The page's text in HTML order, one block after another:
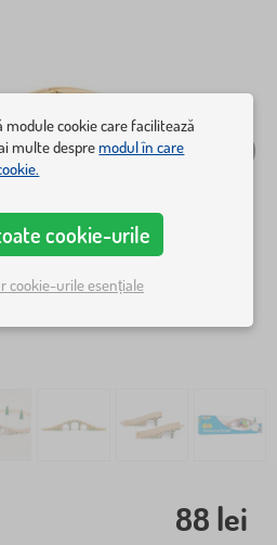
88 lei
module cookie care facilitează
multe despremodul în care
cookie-urile
cookie-urile esențiale